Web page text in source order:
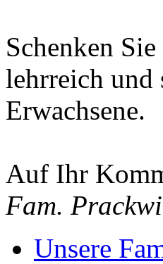
Schenken
lehrreich und
Erwachsene.
Auf Ihr
Fam.
Unsere